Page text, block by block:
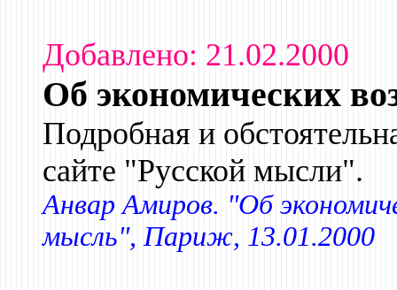
Добавлено: 21.02.2000
Об экономических
Подробная и
сайте "Русской мысли".
Анвар Амиров. "Об
мысль", Париж, 13.01.2000